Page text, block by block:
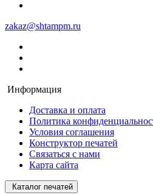
zakaz@shtampm.ru
Информация
Доставка и оплата
Политика
Условия соглашения
Конструктор печатей
Связаться с нами
Карта сайта
Каталог печатей